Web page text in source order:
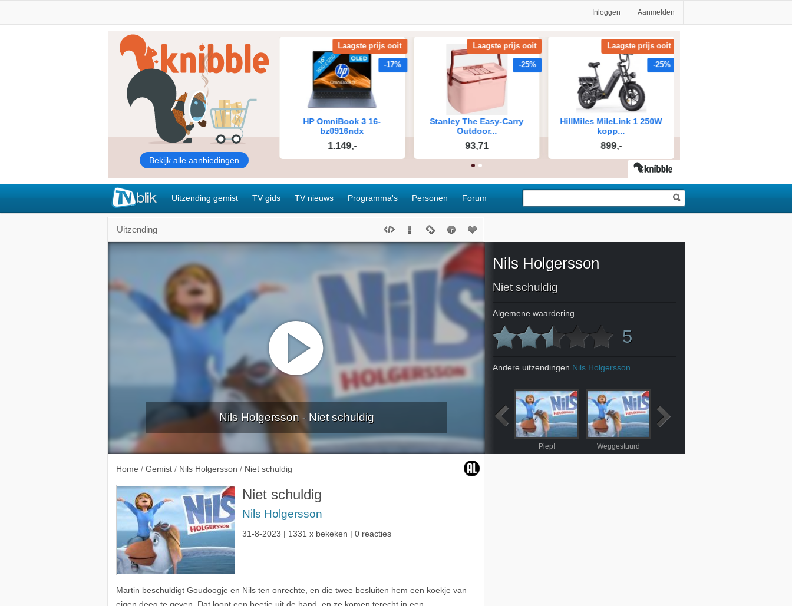
Inloggen Aanmelden
Uitzending gemist TV gids TV nieuws Programma's Personen Forum
Uitzending
Nils Holgersson - Niet schuldig
Home / Gemist / Nils Holgersson / Niet schuldig
Niet schuldig
Nils Holgersson
31-8-2023 | 1331 x bekeken | 0 reacties
Martin beschuldigt Goudoogje en Nils ten onrechte, en die twee besluiten hem een koekje van
Nils Holgersson
Niet schuldig
Algemene waardering
5
Andere uitzendingen Nils Holgersson
Nog een kilometer Uit het niets Piep! Weggestuurd